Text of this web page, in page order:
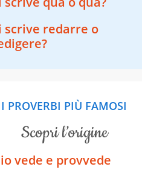
scrive redarre o
I PROVERBI PIÙ FAMOSI
scopri l’origine
vede e provvede